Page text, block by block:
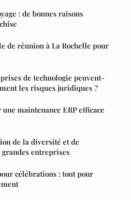
: de bonnes raisons
de réunion à La Rochelle pour
de technologie peuvent-
les risques juridiques ?
maintenance ERP efficace
de la diversité et de
entreprises
célébrations : tout pour